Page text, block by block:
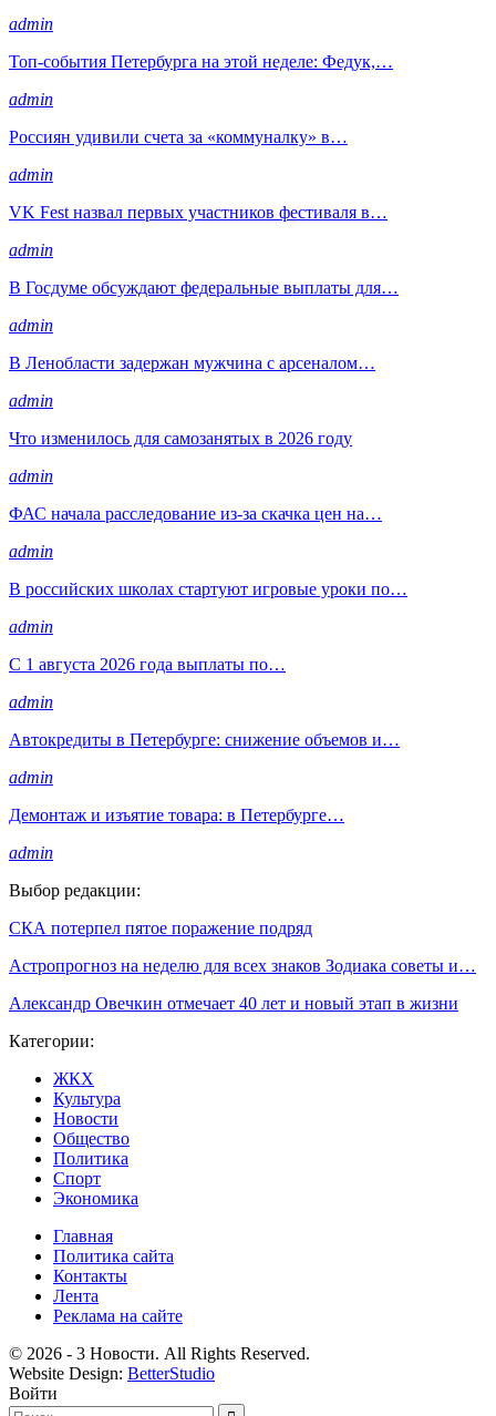
admin
Топ-события Петербурга на этой неделе: Федук,…
admin
Россиян удивили счета за «коммуналку» в…
admin
VK Fest назвал первых участников фестиваля в…
admin
В Госдуме обсуждают федеральные выплаты для…
admin
В Ленобласти задержан мужчина с арсеналом…
admin
Что изменилось для самозанятых в 2026 году
admin
ФАС начала расследование из-за скачка цен на…
admin
В российских школах стартуют игровые уроки по…
admin
С 1 августа 2026 года выплаты по…
admin
Автокредиты в Петербурге: снижение объемов и…
admin
Демонтаж и изъятие товара: в Петербурге…
admin
Выбор редакции:
СКА потерпел пятое поражение подряд
Астропрогноз на неделю для всех знаков Зодиака советы и…
Александр Овечкин отмечает 40 лет и новый этап в жизни
Категории:
ЖКХ
Культура
Новости
Общество
Политика
Спорт
Экономика
Главная
Политика сайта
Контакты
Лента
Реклама на сайте
© 2026 - 3 Новости. All Rights Reserved.
Website Design: BetterStudio
Войти